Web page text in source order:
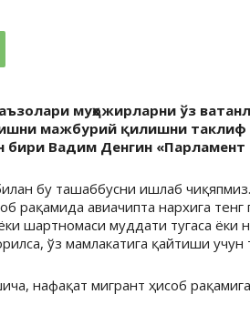
муҳожирларни ўз
мажбурий қилишни таклиф
Вадим Денгин «Парламент
бу ташаббусни ишлаб
рақамида авиачипта нархига
шартномаси муддати тугаса ёки
ўз мамлакатига қайтиши
нафақат мигрант ҳисоб